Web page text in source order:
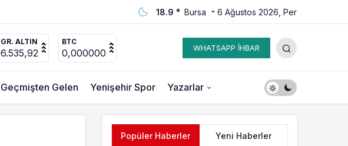
18.9 ° Bursa 6 Ağustos 2026, Per
GR. ALTIN
6.535,92
BTC
0,000000 WHATSAPP İHBAR
Geçmişten Gelen Yenişehir Spor Yazarlar
Popüler Haberler Yeni Haberler